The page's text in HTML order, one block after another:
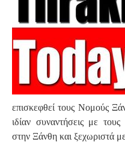
επισκεφθεί τους Νομούς
ιδίαν συναντήσεις με
στην Ξάνθη και ξεχωριστά